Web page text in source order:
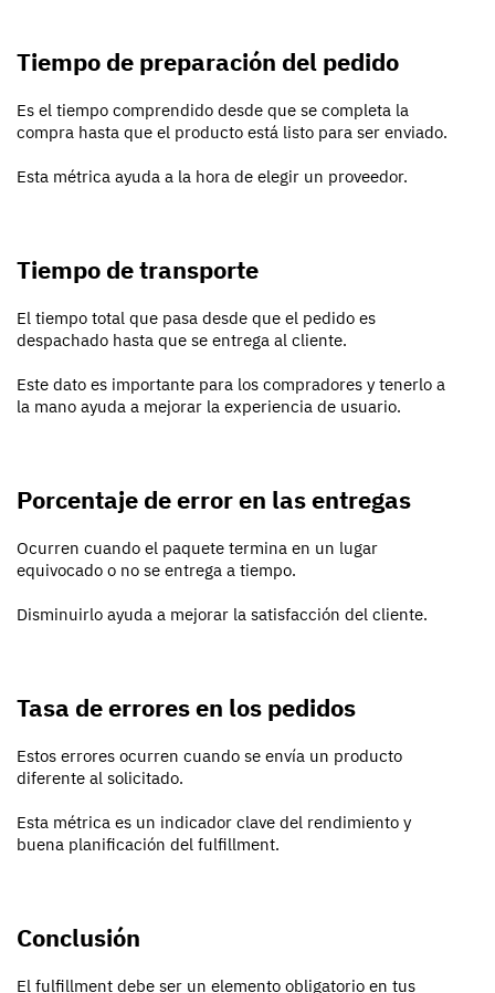
Tiempo de preparación del pedido
Es el tiempo comprendido desde que se completa la
compra hasta que el producto está listo para ser enviado.
Esta métrica ayuda a la hora de elegir un proveedor.
Tiempo de transporte
El tiempo total que pasa desde que el pedido es
despachado hasta que se entrega al cliente.
Este dato es importante para los compradores y tenerlo a
la mano ayuda a mejorar la experiencia de usuario.
Porcentaje de error en las entregas
Ocurren cuando el paquete termina en un lugar
equivocado o no se entrega a tiempo.
Disminuirlo ayuda a mejorar la satisfacción del cliente.
Tasa de errores en los pedidos
Estos errores ocurren cuando se envía un producto
diferente al solicitado.
Esta métrica es un indicador clave del rendimiento y
buena planificación del fulfillment.
Conclusión
El fulfillment debe ser un elemento obligatorio en tus